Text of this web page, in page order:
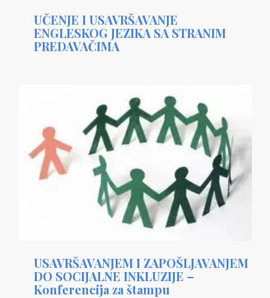
UČENJE I USAVRŠAVANJE
ENGLESKOG JEZIKA SA STRANIM
PREDAVAČIMA
USAVRŠAVANJEM I ZAPOŠLJAVANJEM
DO SOCIJALNE INKLUZIJE –
Konferencija za štampu